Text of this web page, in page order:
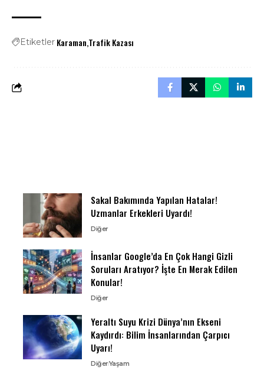
Etiketler Karaman Trafik Kazası
Sakal Bakımında Yapılan Hatalar!
Uzmanlar Erkekleri Uyardı!
Diğer
İnsanlar Google’da En Çok Hangi Gizli
Soruları Aratıyor? İşte En Merak Edilen
Konular!
Diğer
Yeraltı Suyu Krizi Dünya’nın Ekseni
Kaydırdı: Bilim İnsanlarından Çarpıcı
Uyarı!
DiğerYaşam